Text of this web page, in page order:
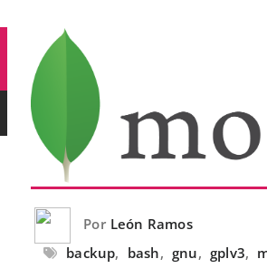
Por León Ramos
backup, bash, gnu, gplv3,